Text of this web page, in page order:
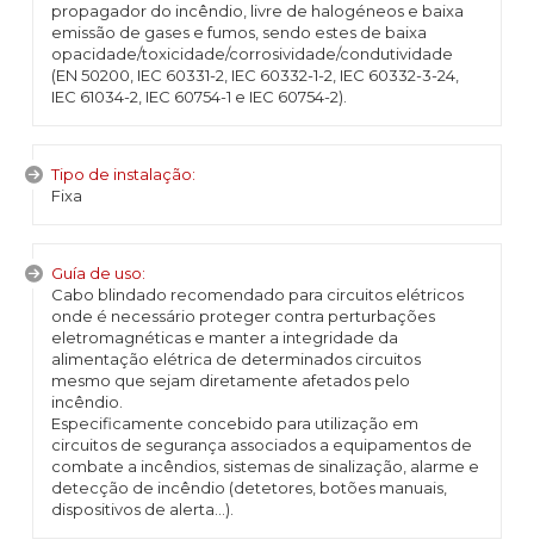
propagador do incêndio, livre de halogéneos e baixa
emissão de gases e fumos, sendo estes de baixa
opacidade/toxicidade/corrosividade/condutividade
(EN 50200, IEC 60331-2, IEC 60332-1-2, IEC 60332-3-24,
IEC 61034-2, IEC 60754-1 e IEC 60754-2).
Tipo de instalação:
Fixa
Guía de uso:
Cabo blindado recomendado para circuitos elétricos
onde é necessário proteger contra perturbações
eletromagnéticas e manter a integridade da
alimentação elétrica de determinados circuitos
mesmo que sejam diretamente afetados pelo
incêndio.
Especificamente concebido para utilização em
circuitos de segurança associados a equipamentos de
combate a incêndios, sistemas de sinalização, alarme e
detecção de incêndio (detetores, botões manuais,
dispositivos de alerta...).